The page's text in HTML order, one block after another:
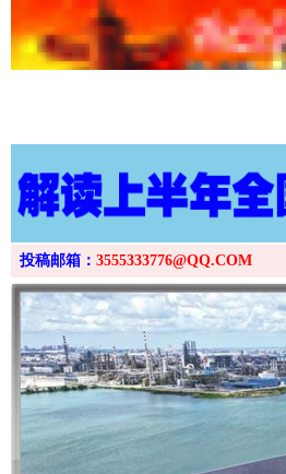
投稿邮箱： 3555333776@QQ.COM